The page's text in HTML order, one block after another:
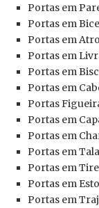
Portas em
Portas em
Portas em
Portas em
Portas em
Portas em
Portas
Portas em
Portas em
Portas em
Portas em
Portas em
Portas em